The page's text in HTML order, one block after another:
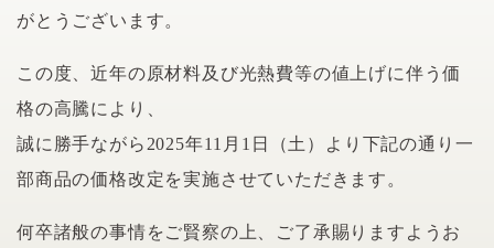
がとうございます。
この度、近年の原材料及び光熱費等の値上げに伴う価
格の高騰により、
誠に勝手ながら2025年11月1日（土）より下記の通り一
部商品の価格改定を実施させていただきます。
何卒諸般の事情をご賢察の上、ご了承賜りますようお